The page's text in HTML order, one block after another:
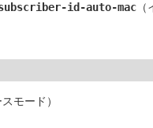
id-auto-mac
モード）